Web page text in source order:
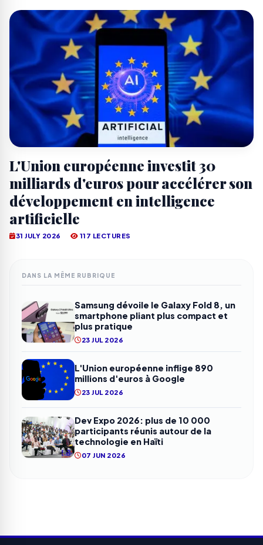
L'Union européenne investit 30
milliards d'euros pour accélérer son
développement en intelligence
artificielle
31 JULY 2026 117 LECTURES
DANS LA MÊME RUBRIQUE
Samsung dévoile le Galaxy Fold 8, un
smartphone pliant plus compact et
plus pratique
23 JUL 2026
L'Union européenne inflige 890
millions d'euros à Google
23 JUL 2026
Dev Expo 2026: plus de 10 000
participants réunis autour de la
technologie en Haïti
07 JUN 2026